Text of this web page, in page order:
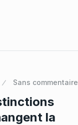
Sans commentaire
la